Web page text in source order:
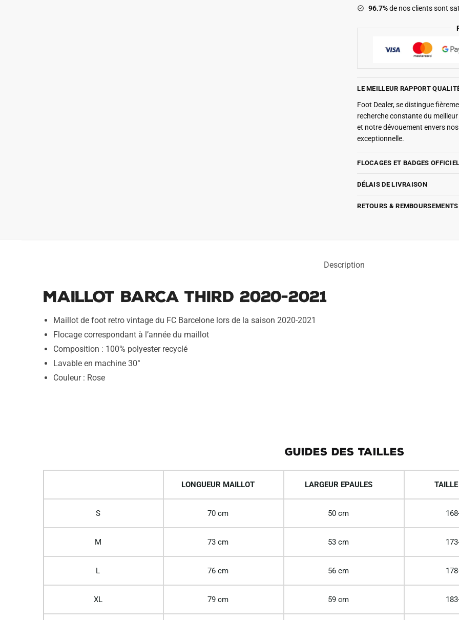
96.7%de nos clients sont
LE MEILLEUR RAPPORT
Foot Dealer, se distingue
recherche constante du
et notre dévouement envers
exceptionnelle.
FLOCAGES ET BADGES
DÉLAIS DE LIVRAISON
RETOURS & REMBOURSEMENTS
Description
Maillot Barca Third 2020-2021
Maillot de foot retro vintage du FC Barcelone lors de la saison 2020-2021
Flocage correspondant à l’année du maillot
Composition : 100% polyester recyclé
Lavable en machine 30°
Couleur : Rose
GUIDES DES TAILLES
LONGUEUR MAILLOT LARGEUR EPAULES
S 70 cm 50 cm
M 73 cm 53 cm
L 76 cm 56 cm
XL 79 cm 59 cm